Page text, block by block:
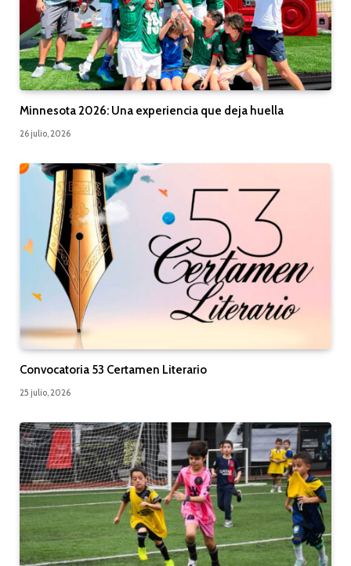
Minnesota 2026: Una experiencia que deja huella
26 julio, 2026
Convocatoria 53 Certamen Literario
25 julio, 2026